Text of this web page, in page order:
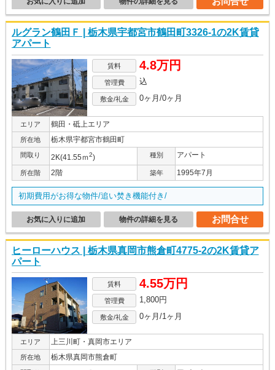
ルグラン鶴田Ｆ | 栃木県宇都宮市鶴田町3326-1の2K賃貸
アパート
賃料 4.8万円
管理費 込
敷金/礼金 0ヶ月/0ヶ月
エリア 鶴田・砥上エリア
所在地 栃木県宇都宮市鶴田町
間取り 2K(41.55ｍ2) 種別 アパート
所在階 2階 築年 1995年7月
初期費用がお得な物件/追い焚き機能付き/
お問合せ
物件の詳細を見る
お気に入りに追加
ヒーローハウス | 栃木県真岡市熊倉町4775-2の2K賃貸ア
パート
賃料 4.55万円
管理費 1,800円
敷金/礼金 0ヶ月/1ヶ月
エリア 上三川町・真岡市エリア
所在地 栃木県真岡市熊倉町